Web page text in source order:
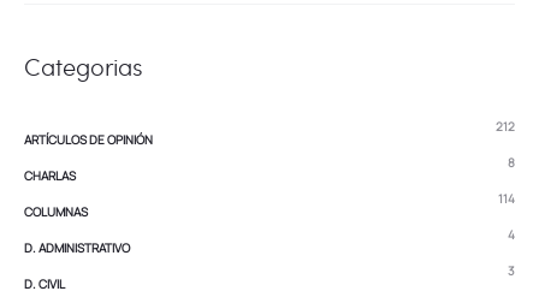
Categorias
ARTÍCULOS DE OPINIÓN
212
CHARLAS
8
COLUMNAS
114
D. ADMINISTRATIVO
4
D. CIVIL
3